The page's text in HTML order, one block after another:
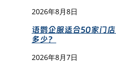
2026年8月8日
语鹦企服适合50家门
多少？
2026年8月7日